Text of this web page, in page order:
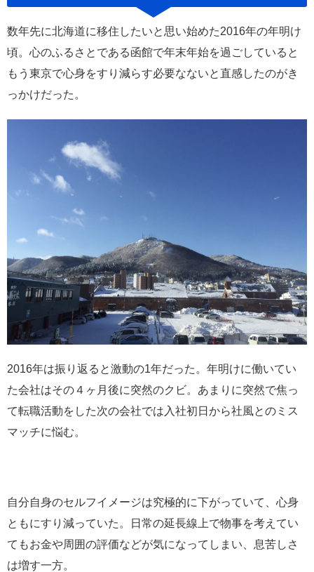
数年先に北海道に移住したいと思い始めた2016年の年明け
頃。心のふるさとである函館で年末年始を過ごしていると
もう東京で心身をすり減らす必要なないと直感したのがき
っかけだった。
2016年は振り返ると激動の1年だった。年明けに働いてい
た会社はその４ヶ月後に突然のクビ。あまりに突然で焦っ
て転職活動をした次の会社では入社初日から社風とのミス
マッチに悩む。
自分自身のセルフイメージは究極的に下がっていて、心身
ともにすり減っていた。日常の延長線上で物事を考えてい
てもお金や周囲の評価などが気になってしまい、息苦しさ
は増す一方。